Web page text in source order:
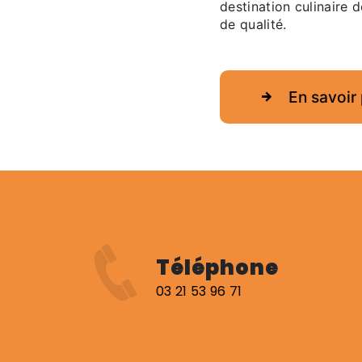
destination culinaire
de qualité.
En savoir
Téléphone
03 21 53 96 71